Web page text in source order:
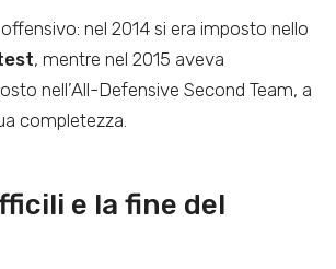
nel 2014 si era imposto nello
, mentre nel 2015 aveva
nell’All-Defensive Second Team, a
completezza.
e la fine del